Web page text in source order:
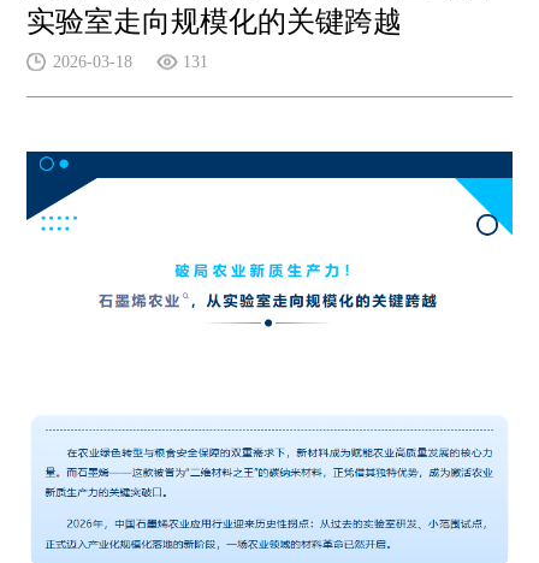
实验室走向规模化的关键跨越
2026-03-18 131